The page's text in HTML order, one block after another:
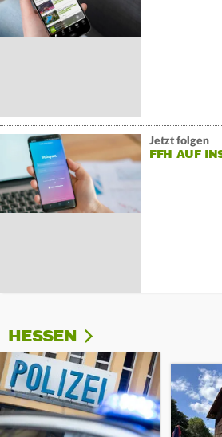
Jetzt folgen
FFH AUF
HESSEN